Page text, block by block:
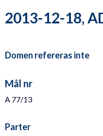
2013-12-18,
Domen refereras inte
Mål nr
A 77/13
Parter